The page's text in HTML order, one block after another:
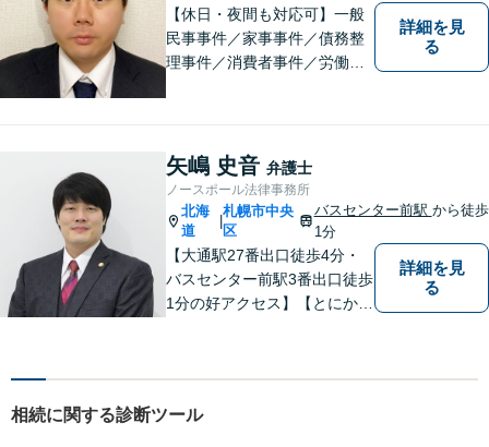
富な弁護士です。
【休日・夜間も対応可】一般
民事事件／家事事件／債務整
理事件／消費者事件／労働事
を抱え込まず、まずは一度ご
相談ください！
詳細を見
る
矢嶋 史音 弁護士
ノースポール法律事務所
北海
道
札幌市中央
区
バスセンター前駅 から徒歩
1分
【大通駅27番出口徒歩4分・
バスセンター前駅3番出口徒歩
1分の好アクセス】【とにかく
決することもよくあります】
者にとってベストな解決方法
詳細を見
る
相続に関する診断ツール